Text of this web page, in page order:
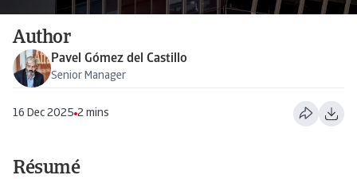
Author
Pavel Gómez del Castillo
Senior Manager
16 Dec 2025 2 mins
Résumé